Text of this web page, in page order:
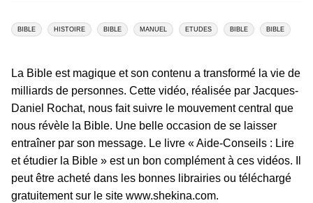
BIBLE HISTOIRE BIBLE MANUEL ETUDES BIBLE BIBLE
La Bible est magique et son contenu a transformé la vie de
milliards de personnes. Cette vidéo, réalisée par Jacques-
Daniel Rochat, nous fait suivre le mouvement central que
nous révèle la Bible. Une belle occasion de se laisser
entraîner par son message. Le livre « Aide-Conseils : Lire
et étudier la Bible » est un bon complément à ces vidéos. Il
peut être acheté dans les bonnes librairies ou téléchargé
gratuitement sur le site www.shekina.com.